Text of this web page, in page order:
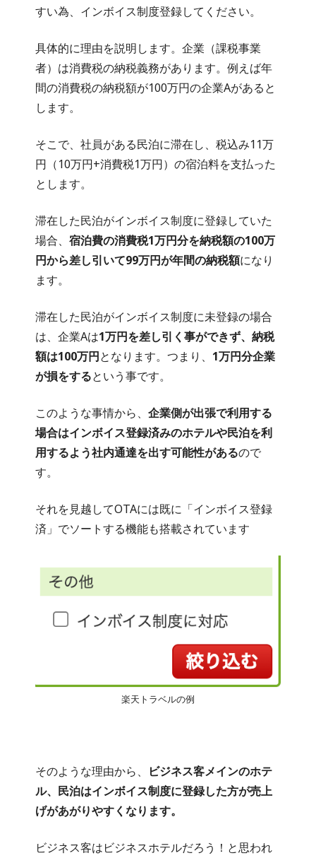
すい為、インボイス制度登録してください。
具体的に理由を説明します。企業（課税事業
者）は消費税の納税義務があります。例えば年
間の消費税の納税額が100万円の企業Aがあると
します。
そこで、社員がある民泊に滞在し、税込み11万
円（10万円+消費税1万円）の宿泊料を支払った
とします。
滞在した民泊がインボイス制度に登録していた
場合、 宿泊費の消費税1万円分を納税額の100万
円から差し引いて99万円が年間の納税額になり
ます。
滞在した民泊がインボイス制度に未登録の場合
は、企業Aは1万円を差し引く事ができず、納税
額は100万円となります。つまり、 1万円分企業
が損をするという事です。
このような事情から、 企業側が出張で利用する
場合はインボイス登録済みのホテルや民泊を利
用するよう社内通達を出す可能性があるので
す。
それを見越してOTAには既に「インボイス登録
済」でソートする機能も搭載されています
楽天トラベルの例
そのような理由から、
ビジネス客メインのホテ
ル、民泊はインボイス制度に登録した方が売上
げがあがりやすくなります。
ビジネス客はビジネスホテルだろう！と思われ